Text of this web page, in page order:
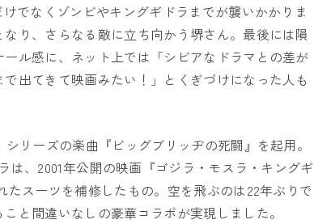
でなくゾンビやキングギドラまでが襲いかかりま
り、さらなる敵に立ち向かう堺さん。最後には隕
ル感に、ネット上では「シビアなドラマとの差が
出てきて映画みたい！」とくぎづけになった人も
リーズの楽曲『ビッグブリッヂの死闘』を起用。
は、2001年公開の映画『ゴジラ・モスラ・キングギ
たスーツを補修したもの。空を飛ぶのは22年ぶりで
と間違いなしの豪華コラボが実現しました。